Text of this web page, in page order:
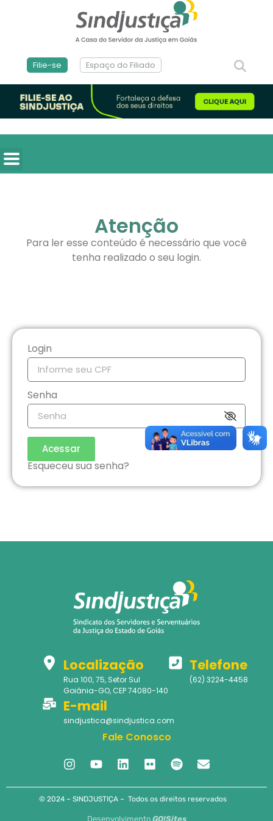
Filie-se Espaço do Filiado
Atenção
Para ler esse conteúdo é necessário que você
tenha realizado o seu login.
Login
Senha
Acessar
Esqueceu sua senha?
Localização
Rua 100, 75, Setor Sul
Goiânia-GO, CEP 74080-140
Telefone
(62) 3224-4458
E-mail
sindjustica@sindjustica.com
Fale Conosco
© 2024 – SINDJUSTIÇA – Todos os direitos reservados
Desenvolvimento GO!Sites